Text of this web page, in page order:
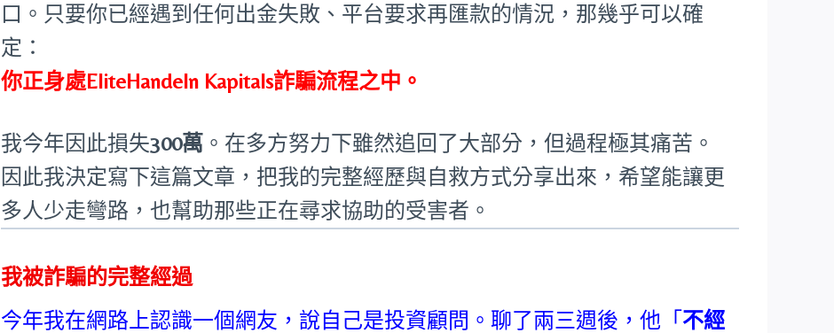
口。只要你已經遇到任何出金失敗、平台要求再匯款的情況，那幾乎可以確
定：
你正身處EliteHandeln Kapitals詐騙流程之中。
我今年因此損失300萬 。在多方努力下雖然追回了大部分，但過程極其痛苦。
因此我決定寫下這篇文章，把我的完整經歷與自救方式分享出來，希望能讓更
多人少走彎路，也幫助那些正在尋求協助的受害者。
我被詐騙的完整經過
今年我在網路上認識一個網友，說自己是投資顧問。聊了兩三週後，他「 不經